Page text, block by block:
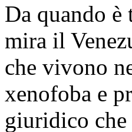
Da quando è
mira il
che vivono
xenofoba e
giuridico